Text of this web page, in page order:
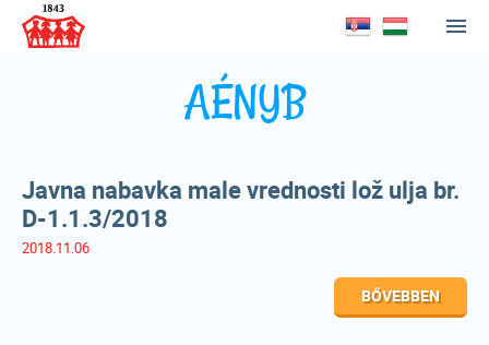
AÉNYB
Javna nabavka male vrednosti lož ulja br.
D-1.1.3/2018
2018.11.06
BŐVEBBEN